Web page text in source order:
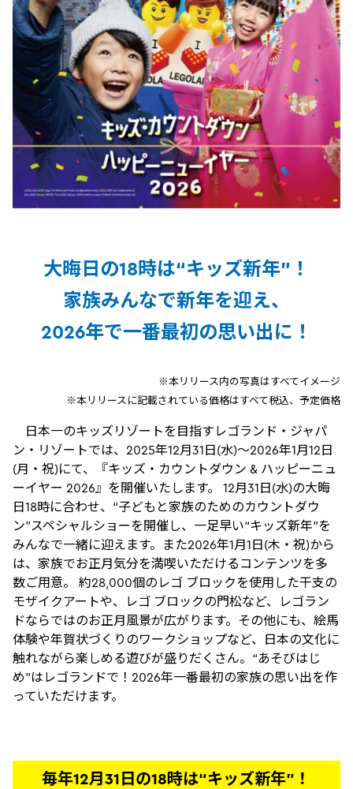
大晦日の18時は“キッズ新年”！
家族みんなで新年を迎え、
2026年で一番最初の思い出に！
※本リリース内の写真はすべてイメージ
※本リリースに記載されている価格はすべて税込、予定価格
日本一のキッズリゾートを目指すレゴランド・ジャパ
ン・リゾートでは、2025年12月31日(水)～2026年1月12日
(月・祝)にて、『キッズ・カウントダウン & ハッピーニュ
ーイヤー 2026』を開催いたします。 12月31日(水)の大晦
日18時に合わせ、“子どもと家族のためのカウントダウ
ン”スペシャルショーを開催し、一足早い“キッズ新年”を
みんなで一緒に迎えます。また2026年1月1日(木・祝)から
は、家族でお正月気分を満喫いただけるコンテンツを多
数ご用意。 約28,000個のレゴ ブロックを使用した干支の
モザイクアートや、レゴ ブロックの門松など、レゴラン
ドならではのお正月風景が広がります。その他にも、絵馬
体験や年賀状づくりのワークショップなど、日本の文化に
触れながら楽しめる遊びが盛りだくさん。“あそびはじ
め”はレゴランドで！2026年一番最初の家族の思い出を作
っていただけます。
毎年12月31日の18時は“キッズ新年”！​